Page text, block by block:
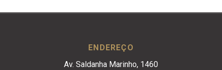
ENDEREÇO
Av. Saldanha Marinho, 1460